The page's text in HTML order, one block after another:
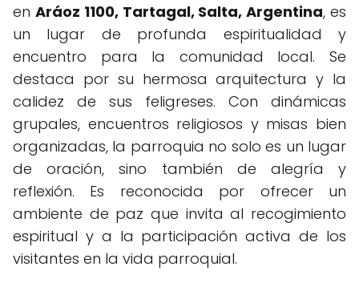
en Aráoz 1100, Tartagal, Salta, Argentina, es
un lugar de profunda espiritualidad y
encuentro para la comunidad local. Se
destaca por su hermosa arquitectura y la
calidez de sus feligreses. Con dinámicas
grupales, encuentros religiosos y misas bien
organizadas, la parroquia no solo es un lugar
de oración, sino también de alegría y
reflexión. Es reconocida por ofrecer un
ambiente de paz que invita al recogimiento
espiritual y a la participación activa de los
visitantes en la vida parroquial.